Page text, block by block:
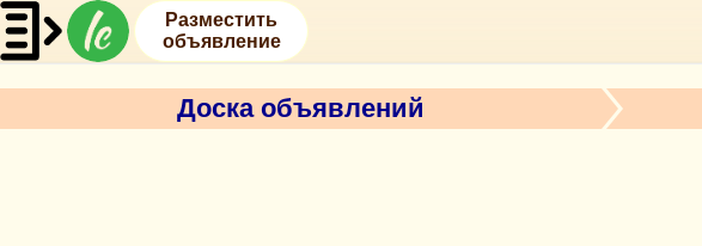
Разместить
объявление
Доска объявлений